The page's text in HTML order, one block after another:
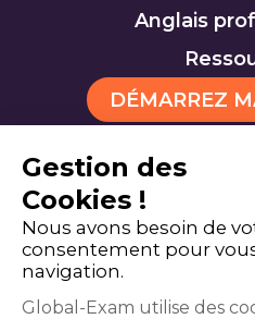
Anglais
DÉMARREZ
TOEIC
Gestion des
Cookies !
Nous avons besoin de
consentement pour
navigation.
Global-Exam utilise des